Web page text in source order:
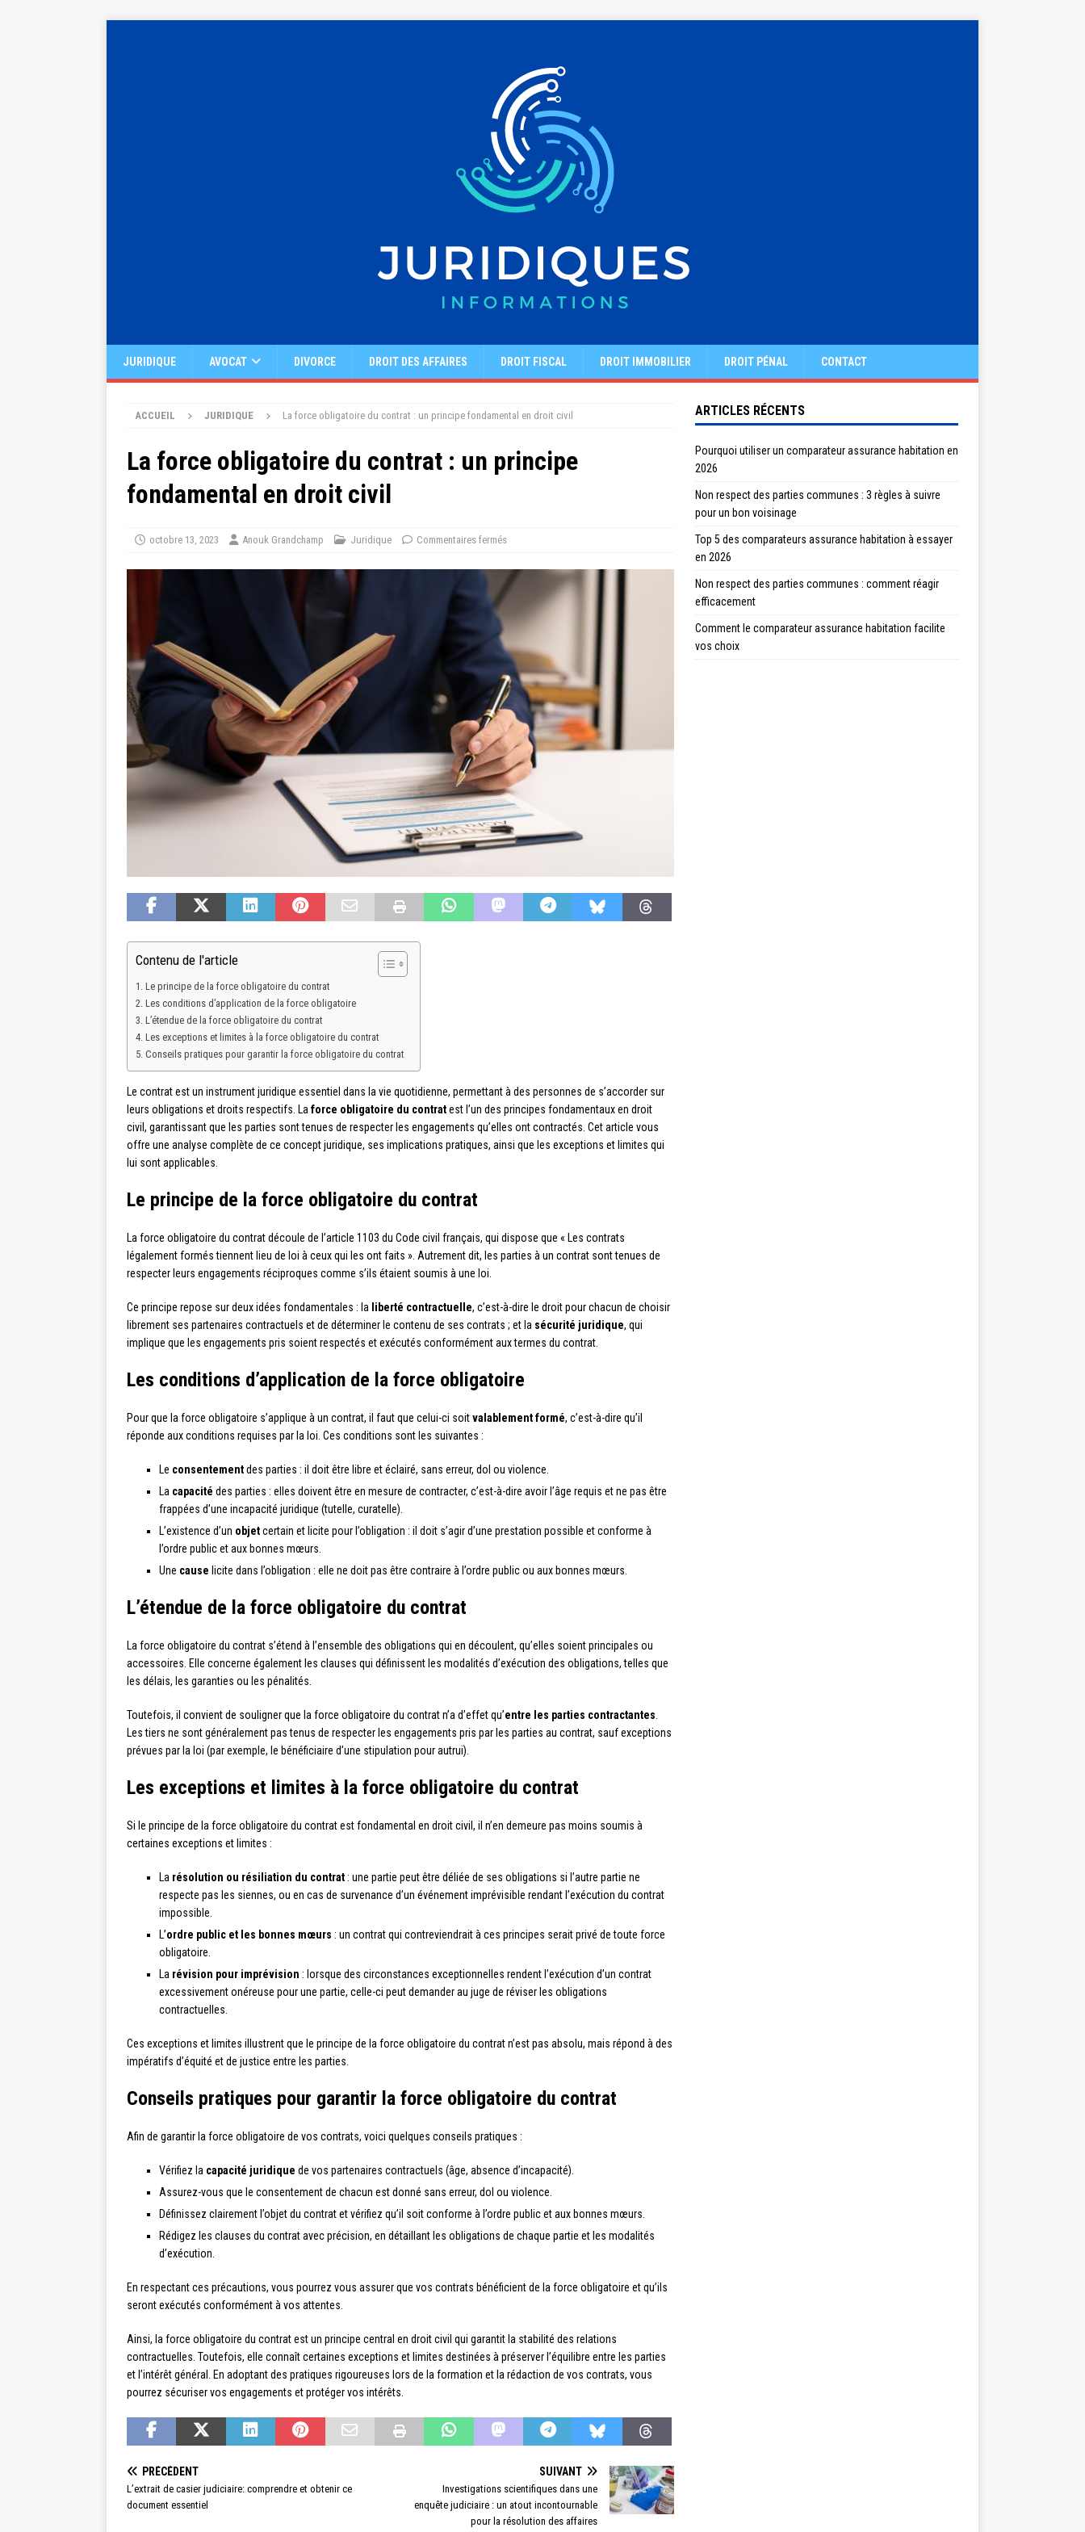
JURIDIQUE AVOCAT DIVORCE DROIT DES AFFAIRES DROIT FISCAL DROIT IMMOBILIER DROIT PÉNAL CONTACT
ACCUEIL JURIDIQUE La force obligatoire du contrat : un principe fondamental en droit civil
La force obligatoire du contrat : un principe
fondamental en droit civil
octobre 13, 2023 Anouk Grandchamp Juridique Commentaires fermés
Contenu de l'article
Le principe de la force obligatoire du contrat
Les conditions d’application de la force obligatoire
L’étendue de la force obligatoire du contrat
Les exceptions et limites à la force obligatoire du contrat
Conseils pratiques pour garantir la force obligatoire du contrat
Le contrat est un instrument juridique essentiel dans la vie quotidienne, permettant à des personnes de s’accorder sur
leurs obligations et droits respectifs. La force obligatoire du contratest l’un des principes fondamentaux en droit
civil, garantissant que les parties sont tenues de respecter les engagements qu’elles ont contractés. Cet article vous
offre une analyse complète de ce concept juridique, ses implications pratiques, ainsi que les exceptions et limites qui
lui sont applicables.
Le principe de la force obligatoire du contrat
La force obligatoire du contrat découle de l’article 1103 du Code civil français, qui dispose que « Les contrats
légalement formés tiennent lieu de loi à ceux qui les ont faits ». Autrement dit, les parties à un contrat sont tenues de
respecter leurs engagements réciproques comme s’ils étaient soumis à une loi.
Ce principe repose sur deux idées fondamentales : la liberté contractuelle, c’est-à-dire le droit pour chacun de choisir
librement ses partenaires contractuels et de déterminer le contenu de ses contrats ; et la sécurité juridique, qui
implique que les engagements pris soient respectés et exécutés conformément aux termes du contrat.
Les conditions d’application de la force obligatoire
Pour que la force obligatoire s’applique à un contrat, il faut que celui-ci soitvalablement formé, c’est-à-dire qu’il
réponde aux conditions requises par la loi. Ces conditions sont les suivantes :
Le consentementdes parties : il doit être libre et éclairé, sans erreur, dol ou violence.
La capacité des parties : elles doivent être en mesure de contracter, c’est-à-dire avoir l’âge requis et ne pas être
frappées d’une incapacité juridique (tutelle, curatelle).
L’existence d’un objetcertain et licite pour l’obligation : il doit s’agir d’une prestation possible et conforme à
l’ordre public et aux bonnes mœurs.
Une cause licite dans l’obligation : elle ne doit pas être contraire à l’ordre public ou aux bonnes mœurs.
L’étendue de la force obligatoire du contrat
La force obligatoire du contrat s’étend à l’ensemble des obligations qui en découlent, qu’elles soient principales ou
accessoires. Elle concerne également les clauses qui définissent les modalités d’exécution des obligations, telles que
les délais, les garanties ou les pénalités.
Toutefois, il convient de souligner que la force obligatoire du contrat n’a d’effet qu’entre les parties contractantes
Les tiers ne sont généralement pas tenus de respecter les engagements pris par les parties au contrat, sauf exceptions
prévues par la loi (par exemple, le bénéficiaire d’une stipulation pour autrui).
Les exceptions et limites à la force obligatoire du contrat
Si le principe de la force obligatoire du contrat est fondamental en droit civil, il n’en demeure pas moins soumis à
certaines exceptions et limites :
La résolution ou résiliation du contrat : une partie peut être déliée de ses obligations si l’autre partie ne
respecte pas les siennes, ou en cas de survenance d’un événement imprévisible rendant l’exécution du contrat
impossible.
L’ordre public et les bonnes mœurs : un contrat qui contreviendrait à ces principes serait privé de toute force
obligatoire.
La révision pour imprévision : lorsque des circonstances exceptionnelles rendent l’exécution d’un contrat
excessivement onéreuse pour une partie, celle-ci peut demander au juge de réviser les obligations
contractuelles.
Ces exceptions et limites illustrent que le principe de la force obligatoire du contrat n’est pas absolu, mais répond à des
impératifs d’équité et de justice entre les parties.
Conseils pratiques pour garantir la force obligatoire du contrat
Afin de garantir la force obligatoire de vos contrats, voici quelques conseils pratiques :
Vérifiez la capacité juridique de vos partenaires contractuels (âge, absence d’incapacité).
Assurez-vous que le consentement de chacun est donné sans erreur, dol ou violence.
Définissez clairement l’objet du contrat et vérifiez qu’il soit conforme à l’ordre public et aux bonnes mœurs.
Rédigez les clauses du contrat avec précision, en détaillant les obligations de chaque partie et les modalités
d’exécution.
En respectant ces précautions, vous pourrez vous assurer que vos contrats bénéficient de la force obligatoire et qu’ils
seront exécutés conformément à vos attentes.
Ainsi, la force obligatoire du contrat est un principe central en droit civil qui garantit la stabilité des relations
contractuelles. Toutefois, elle connaît certaines exceptions et limites destinées à préserver l’équilibre entre les parties
et l’intérêt général. En adoptant des pratiques rigoureuses lors de la formation et la rédaction de vos contrats, vous
pourrez sécuriser vos engagements et protéger vos intérêts.
PRÉCÉDENT
L’extrait de casier judiciaire: comprendre et obtenir ce
document essentiel
SUIVANT
Investigations scientifiques dans une
enquête judiciaire : un atout incontournable
pour la résolution des affaires
ARTICLES RÉCENTS
Pourquoi utiliser un comparateur assurance habitation en
2026
Non respect des parties communes : 3 règles à suivre
pour un bon voisinage
Top 5 des comparateurs assurance habitation à essayer
en 2026
Non respect des parties communes : comment réagir
efficacement
Comment le comparateur assurance habitation facilite
vos choix